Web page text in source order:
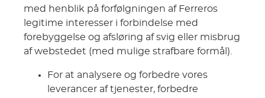
med henblik på forfølgningen af Ferreros
legitime interesser i forbindelse med
forebyggelse og afsløring af svig eller misbrug
af webstedet (med mulige strafbare formål).
For at analysere og forbedre vores
leverancer af tjenester, forbedre